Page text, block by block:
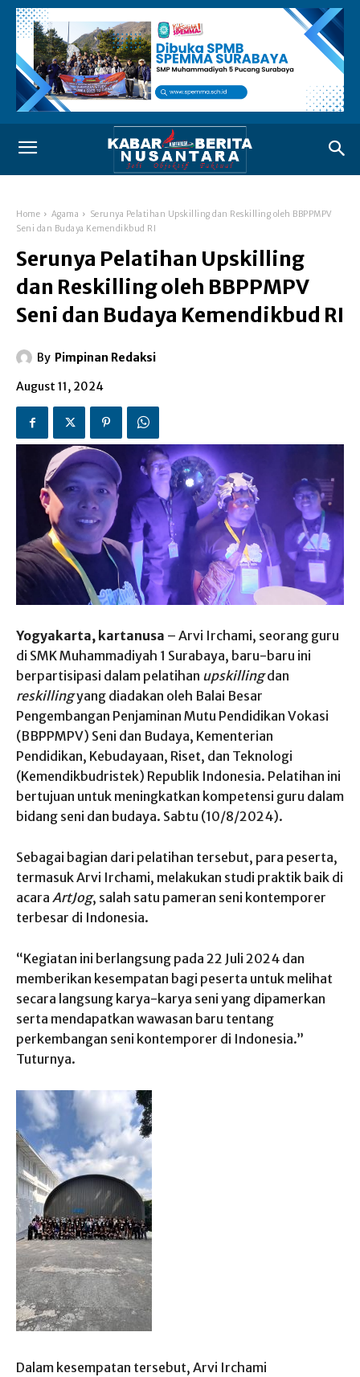
Home Agama
Serunya Pelatihan Upskilling dan Reskilling oleh BBPPMPV
Seni dan Budaya Kemendikbud RI
Serunya Pelatihan Upskilling
dan Reskilling oleh BBPPMPV
Seni dan Budaya Kemendikbud RI
By Pimpinan Redaksi
August 11, 2024
Yogyakarta, kartanusa – Arvi Irchami, seorang guru
di SMK Muhammadiyah 1 Surabaya, baru-baru ini
berpartisipasi dalam pelatihan upskillingdan
reskillingyang diadakan oleh Balai Besar
Pengembangan Penjaminan Mutu Pendidikan Vokasi
(BBPPMPV) Seni dan Budaya, Kementerian
Pendidikan, Kebudayaan, Riset, dan Teknologi
(Kemendikbudristek) Republik Indonesia. Pelatihan ini
bertujuan untuk meningkatkan kompetensi guru dalam
bidang seni dan budaya. Sabtu (10/8/2024).
Sebagai bagian dari pelatihan tersebut, para peserta,
termasuk Arvi Irchami, melakukan studi praktik baik di
acara ArtJog, salah satu pameran seni kontemporer
terbesar di Indonesia.
“Kegiatan ini berlangsung pada 22 Juli 2024 dan
memberikan kesempatan bagi peserta untuk melihat
secara langsung karya-karya seni yang dipamerkan
serta mendapatkan wawasan baru tentang
perkembangan seni kontemporer di Indonesia.”
Tuturnya.
Dalam kesempatan tersebut, Arvi Irchami